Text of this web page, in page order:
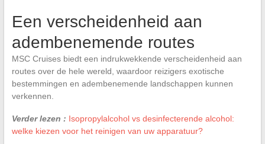
Een verscheidenheid aan
adembenemende routes
MSC Cruises biedt een indrukwekkende verscheidenheid aan
routes over de hele wereld, waardoor reizigers exotische
bestemmingen en adembenemende landschappen kunnen
verkennen.
Verder lezen : Isopropylalcohol vs desinfecterende alcohol:
welke kiezen voor het reinigen van uw apparatuur?